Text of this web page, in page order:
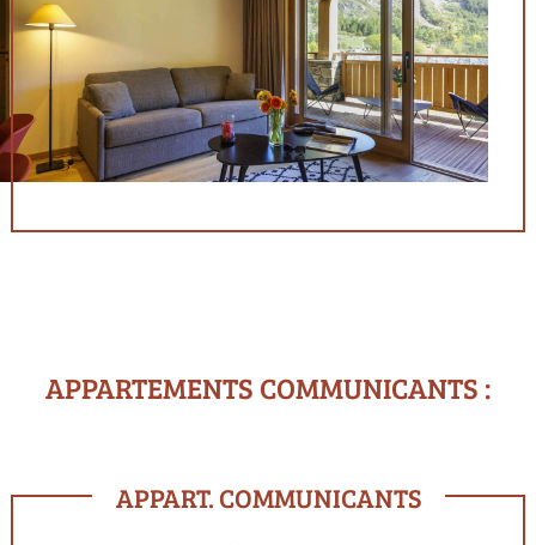
APPARTEMENTS COMMUNICANTS :
APPART. COMMUNICANTS